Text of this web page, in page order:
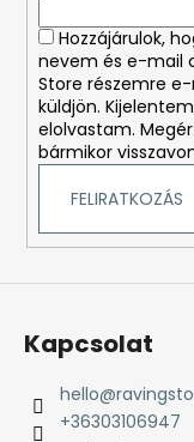
Hozzájárulok,
nevem és e-mail
Store részemre
küldjön.
elolvastam.
bármikor
FELIRATKOZÁS
Kapcsolat
hello@
+36303106947